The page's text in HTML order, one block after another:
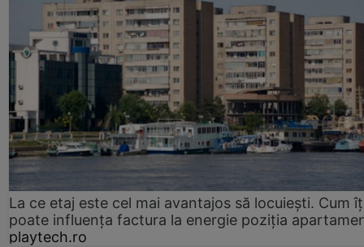
La ce etaj este cel mai avantajos să locuiești. Cum
poate influența factura la energie poziția
playtech.ro